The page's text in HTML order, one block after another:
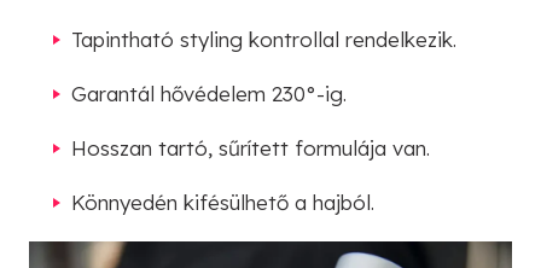
Tapintható styling kontrollal rendelkezik.
Garantál hővédelem 230°-ig.
Hosszan tartó, sűrített formulája van.
Könnyedén kifésülhető a hajból.